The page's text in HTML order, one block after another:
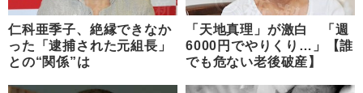
仁科亜季子、絶縁できなか
った「逮捕された元組長」
との“関係”は
「天地真理」が激白 「週
6000円でやりくり…」【誰
でも危ない老後破産】